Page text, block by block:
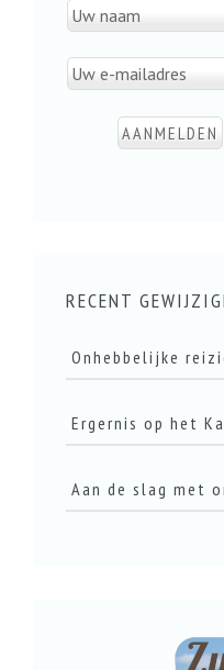
RECENT
Onhebbelijke
LEES DIT ARTIKEL
Ergernis op het
LEES DIT ARTIKEL
Aan de slag met